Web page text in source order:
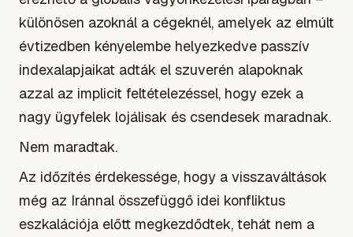
különösen azoknál a cégeknél, amelyek az elmúlt
évtizedben kényelembe helyezkedve passzív
indexalapjaikat adták el szuverén alapoknak
azzal az implicit feltételezéssel, hogy ezek a
nagy ügyfelek lojálisak és csendesek maradnak.
Nem maradtak.
Az időzítés érdekessége, hogy a visszaváltások
még az Iránnal összefüggő idei konfliktus
eszkalációja előtt megkezdődtek, tehát nem a